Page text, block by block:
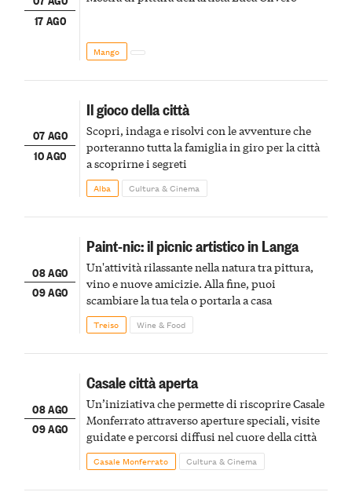
17 AGO
Mango
07 AGO
10 AGO
Il gioco della città
Scopri, indaga e risolvi con le avventure che
porteranno tutta la famiglia in giro per la città
a scoprirne i segreti
Alba Cultura & Cinema
08 AGO
09 AGO
Paint-nic: il picnic artistico in Langa
Un'attività rilassante nella natura tra pittura,
vino e nuove amicizie. Alla fine, puoi
scambiare la tua tela o portarla a casa
Treiso Wine & Food
08 AGO
09 AGO
Casale città aperta
Un’iniziativa che permette di riscoprire Casale
Monferrato attraverso aperture speciali, visite
guidate e percorsi diffusi nel cuore della città
Casale Monferrato Cultura & Cinema